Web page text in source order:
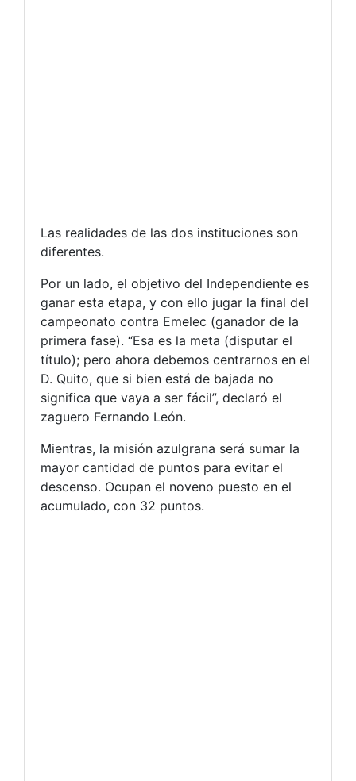
Las realidades de las dos instituciones son
diferentes.
Por un lado, el objetivo del Independiente es
ganar esta etapa, y con ello jugar la final del
campeonato contra Emelec (ganador de la
primera fase). “Esa es la meta (disputar el
título); pero ahora debemos centrarnos en el
D. Quito, que si bien está de bajada no
significa que vaya a ser fácil”, declaró el
zaguero Fernando León.
Mientras, la misión azulgrana será sumar la
mayor cantidad de puntos para evitar el
descenso. Ocupan el noveno puesto en el
acumulado, con 32 puntos.